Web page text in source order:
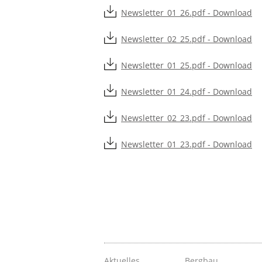
Newsletter_01_26.pdf - Download
Newsletter_02_25.pdf - Download
Newsletter_01_25.pdf - Download
Newsletter_01_24.pdf - Download
Newsletter_02_23.pdf - Download
Newsletter_01_23.pdf - Download